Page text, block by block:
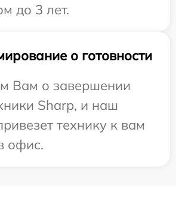
до 3 лет.
о готовности
Вам о завершении
Sharp, и наш
технику к вам
офис.